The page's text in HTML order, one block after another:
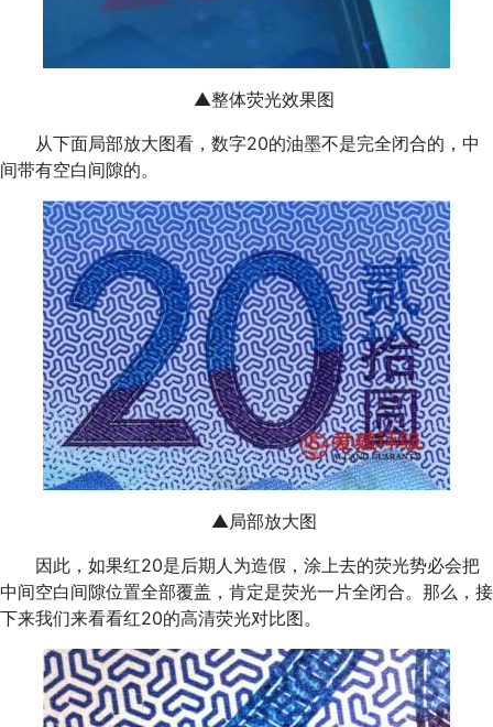
▲整体荧光效果图
从下面局部放大图看，数字20的油墨不是完全闭合的，中
间带有空白间隙的。
▲局部放大图
因此，如果红20是后期人为造假，涂上去的荧光势必会把
中间空白间隙位置全部覆盖，肯定是荧光一片全闭合。那么，接
下来我们来看看红20的高清荧光对比图。